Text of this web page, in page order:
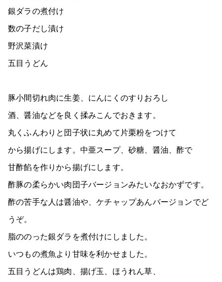
銀ダラの煮付け
数の子だし漬け
野沢菜漬け
五目うどん
豚小間切れ肉に生姜、にんにくのすりおろし
酒、醤油などを良く揉みこんでおきます。
丸くふんわりと団子状に丸めて片栗粉をつけて
から揚げにします。中亜スープ、砂糖、醤油、酢で
甘酢餡を作りから揚げにします。
酢豚の柔らかい肉団子バージョンみたいなおかずです。
酢の苦手な人は醤油や、ケチャップあんバージョンでど
うぞ。
脂ののった銀ダラを煮付けにしました。
いつもの煮魚より甘味を利かせました。
五目うどんは鶏肉、揚げ玉、ほうれん草、